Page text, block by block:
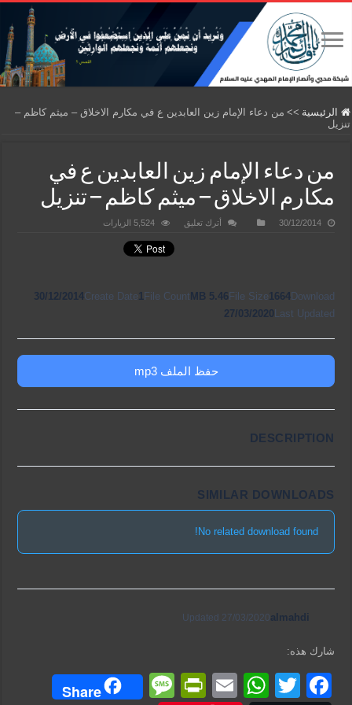
الرئيسية >> من دعاء الإمام زين العابدين ع في مكارم الاخلاق – ميثم كاظم –
تنزيل
من دعاء الإمام زين العابدين ع في
مكارم الاخلاق – ميثم كاظم – تنزيل
30/12/2014 أترك تعليق 5,524 الزيارات
Download
1664
File Size
5.46 MB
File Count
1
Create Date
30/12/2014
Last Updated
27/03/2020
حفظ الملف mp3
DESCRIPTION
SIMILAR DOWNLOADS
No related download found!
almahdi
Updated 27/03/2020
شارك هذه:
F
T
W
E
Pr
M
Share